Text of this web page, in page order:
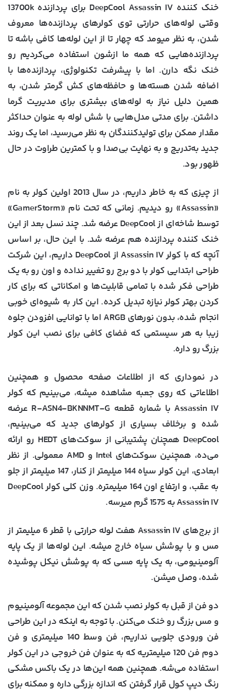
خنک کننده DeepCool Assassin IV برای پردازنده 13700k
وقتی لوله‌های حرارتی توی کولرهای پردازنده‌ها معروف
شدن، به نظر میومد که چهار تا از این لوله‌ها کافی باشه تا
پردازنده‌هایی که همه ما ازشون استفاده می‌کردیم رو
خنک نگه دارن. اما با پیشرفت تکنولوژی، پردازنده‌ها با
اضافه شدن هسته‌ها و حافظه‌های کش گرمتر شدن، به
همین دلیل نیاز به لوله‌های بیشتری برای مدیریت گرما
داشتن. برای مدتی مدل‌هایی با شش لوله به عنوان حداکثر
مقدار ممکن برای تولیدکنندگان به نظر می‌رسید، اما یک روند
جدید به‌تدریج و به نهایت بی‌صدا و با کمترین طراوت در حال
ظهور بود.
از چیزی که به خاطر داریم، در سال 2013 اولین کولر به نام
«Assassin» رو دیدیم. زمانی که تحت نام «GamerStorm»
توسط شاخه‌ای از DeepCool عرضه شد. چند نسل بعد از این
خنک کننده پردازنده هم عرضه شد. با این حال، بر اساس
آنچه که با کولر Assassin IV از DeepCool داریم، این شرکت
طراحی ابتدایی کولر با دو برج رو تغییر نداده و اون رو به یک
طراحی فکر شده با تمامی قابلیت‌ها و امکاناتی که برای کار
کردن بهتر کولر نیازه تبدیل کرده‌. این کار به شیوه‌ای خوبی
انجام شده، بدون نورهای ARGB اما با توانایی افزودن جلوه
زیبا به هر سیستمی که فضای کافی برای نصب این کولر
بزرگ رو داره.
در نموداری که از اطلاعات صفحه محصول و همچنین
اطلاعاتی که روی جعبه مشاهده میشه، می‌بینیم که کولر
Assassin IV با شماره قطعه R-ASN4-BKNNMT-G عرضه
شده و برخلاف بسیاری از کولرهای جدید که می‌بینیم،
DeepCool همچنان پشتیبانی از سوکت‌های HEDT رو ارائه
می‌ده، همچنین سوکت‌های Intel و AMD معمولی. از نظر
ابعادی، این کولر سیاه 144 میلیمتر از کنار، 147 میلیمتر از جلو
به عقب، و ارتفاع اون 164 میلیمتره. وزن کلی کولر DeepCool
Assassin IV به 1575 گرم میرسه.
از برج‌های Assassin IV هفت لوله حرارتی با قطر 6 میلیمتر از
مس و با پوشش سیاه خارج میشه. این لوله‌ها از یک پایه
آلومینیومی، به یک پایه مسی که به پوشش نیکل پوشیده
شده، وصل میشن.
دو فن از قبل به کولر نصب شدن که این مجموعه آلومینیوم
و مس بزرگ رو خنک می‌کنن. با توجه به اینکه در این طراحی
فن ورودی جلویی نداریم، فن وسط 140 میلیمتری و فن
دوم فن 120 میلیمتریه که به عنوان فن خروجی در این کولر
استفاده می‌شه. همچنین همه این‌ها در یک باکس مشکی
رنگ دیپ کول قرار گرفتن که اندازه بزرگی داره و ممکنه برای